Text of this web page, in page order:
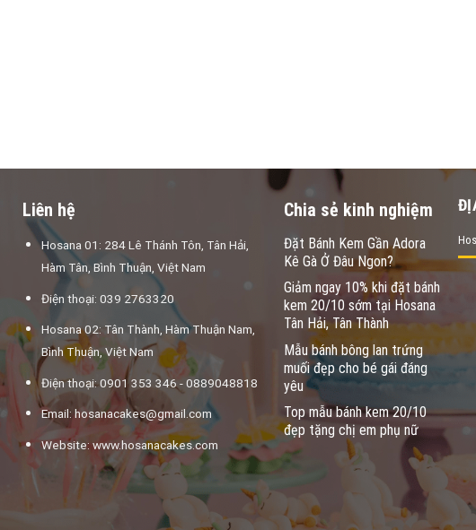
Liên hệ
Hosana 01: 284 Lê Thánh Tôn, Tân Hải,
Hàm Tân, Bình Thuận, Việt Nam
Điện thoại: 039 2763320
Hosana 02: Tân Thành, Hàm Thuận Nam,
Bình Thuận, Việt Nam
Điện thoại: 0901 353 346 - 0889048818
Email: hosanacakes@gmail.com
Website: www.hosanacakes.com
Chia sẻ kinh nghiệm
Đặt Bánh Kem Gần Adora
Kê Gà Ở Đâu Ngon?
Giảm ngay 10% khi đặt bánh
kem 20/10 sớm tại Hosana
Tân Hải, Tân Thành
Mẫu bánh bông lan trứng
muối đẹp cho bé gái đáng
yêu
Top mẫu bánh kem 20/10
đẹp tặng chị em phụ nữ